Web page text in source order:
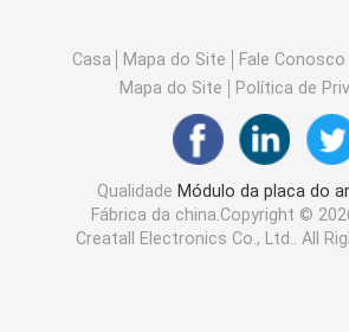
Casa Mapa do Site Fale Conosco
Mapa do Site
Política de
Qualidade Módulo da placa do
Fábrica da china.Copyright ©
Creatall Electronics Co., Ltd.. All